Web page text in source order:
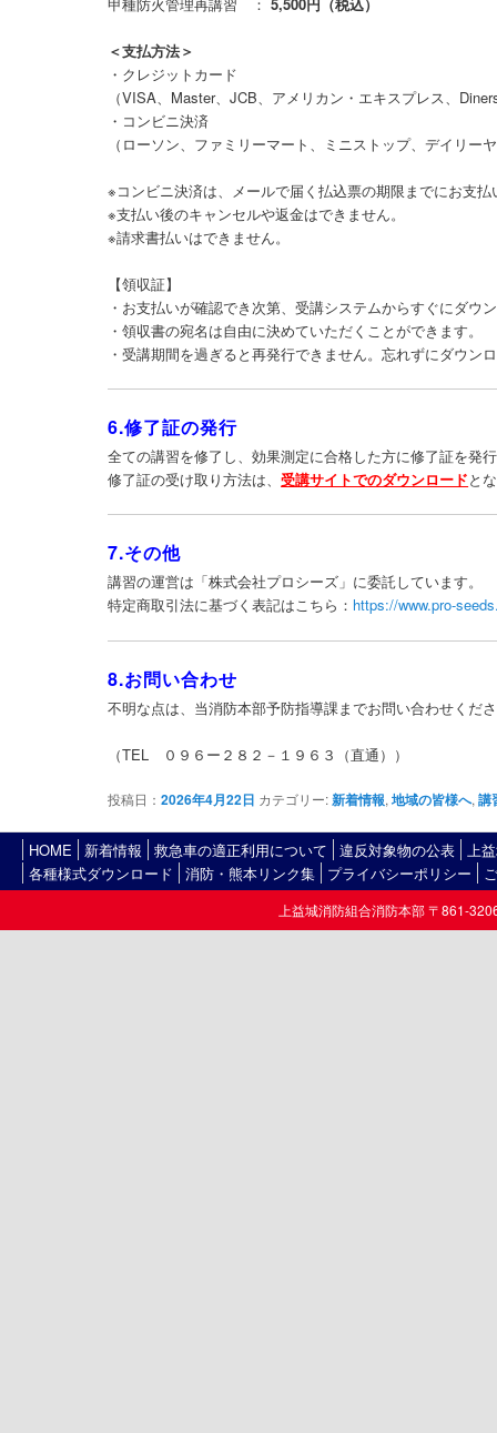
＜支払方法＞
・クレジットカード
（VISA、Master、JCB、アメリカン・エキスプレス、
・コンビニ決済
（ローソン、ファミリーマート、ミニストップ、デイリ
※コンビニ決済は、メールで届く払込票の期限までにお支
※支払い後のキャンセルや返金はできません。
※請求書払いはできません。
【領収証】
・お支払いが確認でき次第、受講システムからすぐにダウ
・領収書の宛名は自由に決めていただくことができます。
・受講期間を過ぎると再発行できません。忘れずにダウン
6.修了証の発行
全ての講習を修了し、効果測定に合格した方に修了証を発
修了証の受け取り方法は、受講サイトでのダウンロードと
7.その他
講習の運営は「株式会社プロシーズ」に委託しています。
特定商取引法に基づく表記はこちら： https://www.pro-
8.お問い合わせ
不明な点は、当消防本部予防指導課までお問い合わせくだ
（TEL ０９６ー２８２－１９６３（直通））
投稿日：2026年4月22日 カテゴリー:新着情報,地域の皆様へ,講
HOME 新着情報 救急車の適正利用について 違反対象物の公表 上
各種様式ダウンロード
消防・熊本リンク集 プライバシーポリシー
上益城消防組合消防本部 〒861-